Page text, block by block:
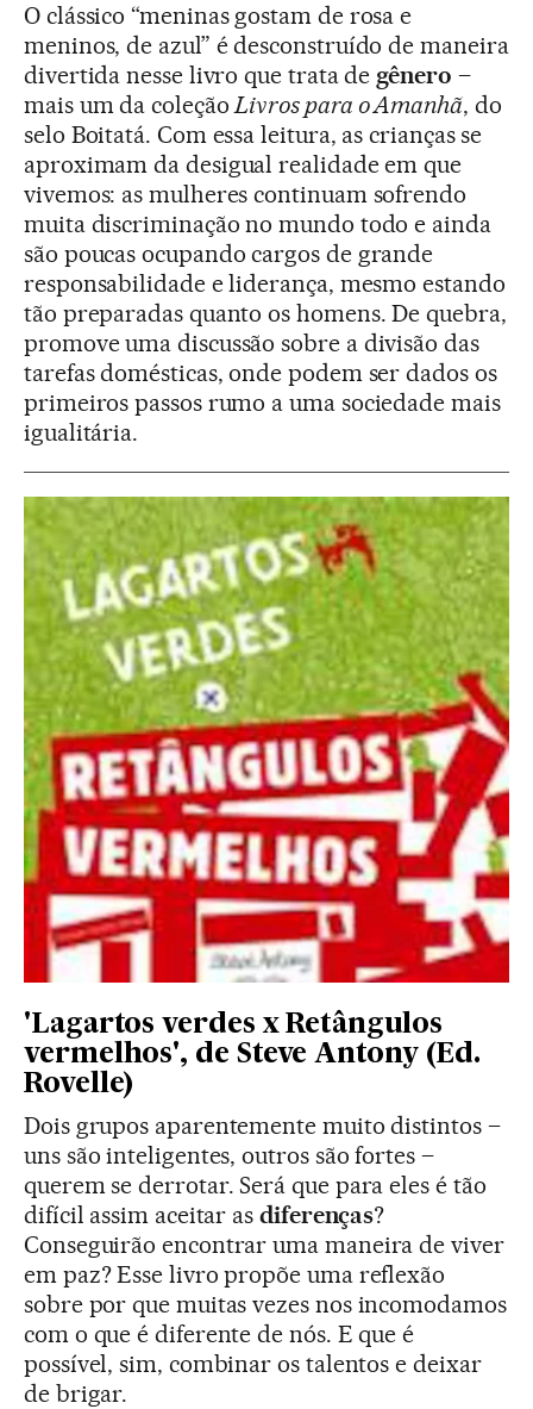
O clássico “meninas gostam de rosa e
meninos, de azul” é desconstruído de maneira
divertida nesse livro que trata de gênero –
mais um da coleçãoLivros para o Amanhã, do
selo Boitatá. Com essa leitura, as crianças se
aproximam da desigual realidade em que
vivemos: as mulheres continuam sofrendo
muita discriminação no mundo todo e ainda
são poucas ocupando cargos de grande
responsabilidade e liderança, mesmo estando
tão preparadas quanto os homens. De quebra,
promove uma discussão sobre a divisão das
tarefas domésticas, onde podem ser dados os
primeiros passos rumo a uma sociedade mais
igualitária.
'Lagartos verdes x Retângulos
vermelhos', de Steve Antony (Ed.
Rovelle)
Dois grupos aparentemente muito distintos –
uns são inteligentes, outros são fortes –
querem se derrotar. Será que para eles é tão
difícil assim aceitar as diferenças?
Conseguirão encontrar uma maneira de viver
em paz? Esse livro propõe uma reflexão
sobre por que muitas vezes nos incomodamos
com o que é diferente de nós. E que é
possível, sim, combinar os talentos e deixar
de brigar.